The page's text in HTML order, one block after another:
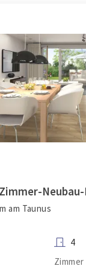
am Taunus
4
Zimmer